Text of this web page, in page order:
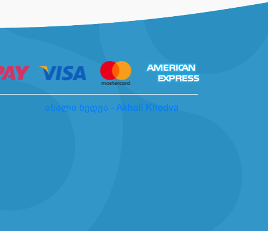
ახალი ხედვა - Akhali Khedva